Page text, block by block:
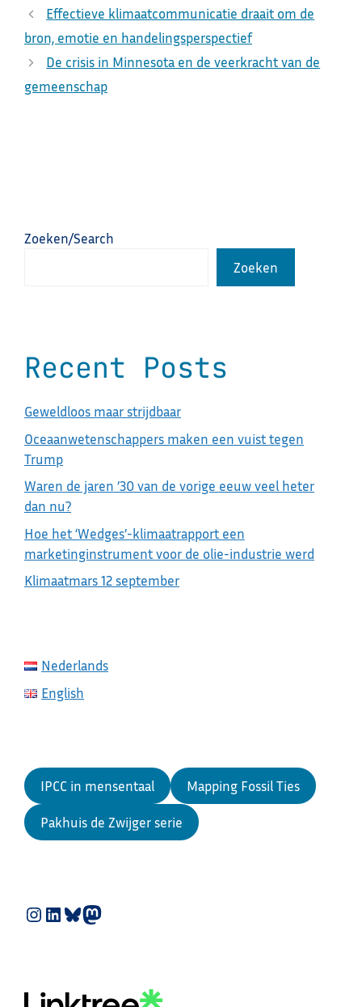
Effectieve klimaatcommunicatie draait om de
bron, emotie en handelingsperspectief
De crisis in Minnesota en de veerkracht van de
gemeenschap
Zoeken/Search
Zoeken
Recent Posts
Geweldloos maar strijdbaar
Oceaanwetenschappers maken een vuist tegen
Trump
Waren de jaren ’30 van de vorige eeuw veel heter
dan nu?
Hoe het ‘Wedges’-klimaatrapport een
marketinginstrument voor de olie-industrie werd
Klimaatmars 12 september
Nederlands
English
IPCC in mensentaal Mapping Fossil Ties
Pakhuis de Zwijger serie
Instagram
LinkedIn
Bluesky
Mastodon